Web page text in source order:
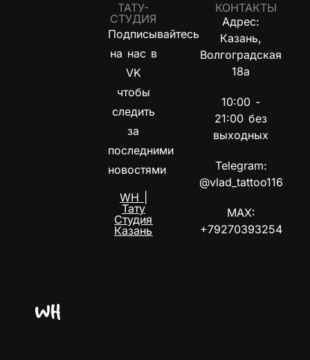
ТАТУ-
СТУДИЯ
Подписывайтесь
на нас в
VK
чтобы
следить
за
последними
новостями
WH |
Тату
Студия
Казань
КОНТАКТЫ
Адрес:
Казань,
Волгоградская
18а
10:00 -
21:00 без
выходных
Telegram:
@vlad_tattoo116
MAX:
+79270393254